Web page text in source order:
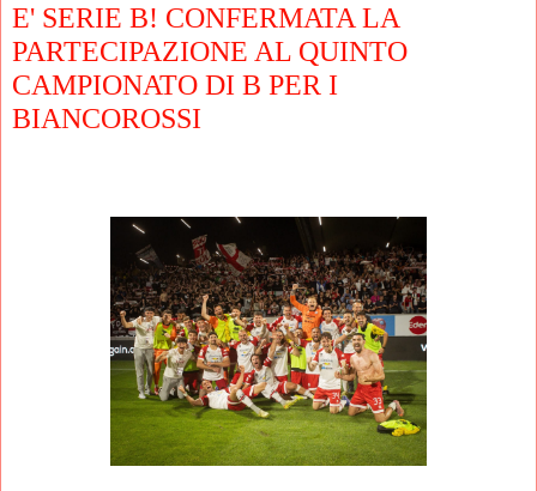
E' SERIE B! CONFERMATA LA
PARTECIPAZIONE AL QUINTO
CAMPIONATO DI B PER I
BIANCOROSSI